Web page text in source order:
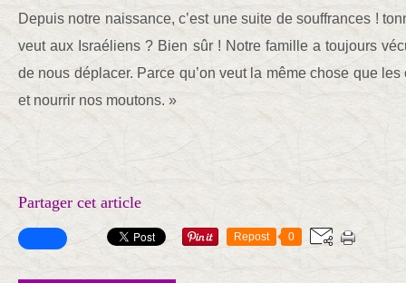
Depuis notre naissance, c’est une suite de souffrances !
veut aux Israéliens ? Bien sûr ! Notre famille a toujours
de nous déplacer. Parce qu’on veut la même chose que
et nourrir nos moutons. »
Partager cet article
Repost 0